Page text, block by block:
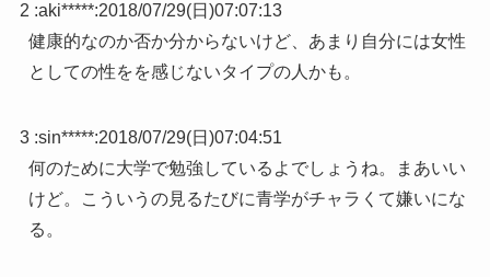
2 :aki*****:2018/07/29(日)07:07:13
健康的なのか否か分からないけど、あまり自分には女性
としての性をを感じないタイプの人かも。
3 :sin*****:2018/07/29(日)07:04:51
何のために大学で勉強しているよでしょうね。まあいい
けど。こういうの見るたびに青学がチャラくて嫌いにな
る。